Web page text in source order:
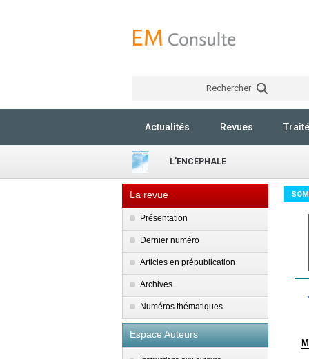
Rechercher
Actualités Revues
L'ENCÉPHALE
La revue
Présentation
Dernier numéro
Articles en prépublication
Archives
Numéros thématiques
Espace Auteurs